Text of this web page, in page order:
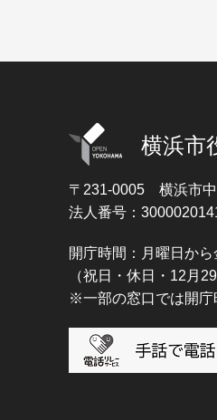
横浜市
〒231-0005 横浜市
法人番号：
開庁時間：月曜日か
（祝日・休日・12月
※一部の窓口では開庁